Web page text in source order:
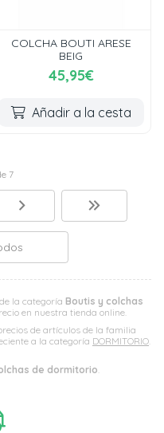
la categoría Boutis y colchas
en nuestra tienda online.
de artículos de la familia
a la categoría DORMITORIO.
de dormitorio.
COLCHA BOUTI ARESE
BEIG
45,95€
Añadir a la cesta
7